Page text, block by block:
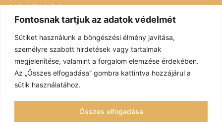
Fontosnak tartjuk az adatok védelmét
Sütiket használunk a böngészési élmény javítása,
személyre szabott hirdetések vagy tartalmak
megjelenítése, valamint a forgalom elemzése érdekében.
Az „Összes elfogadása” gombra kattintva hozzájárul a
sütik használatához.
Összes elfogadása
HIVATALOS:
Impresszum
Adatvédelem
Fenntartó: Mályi Község Önkormányzata